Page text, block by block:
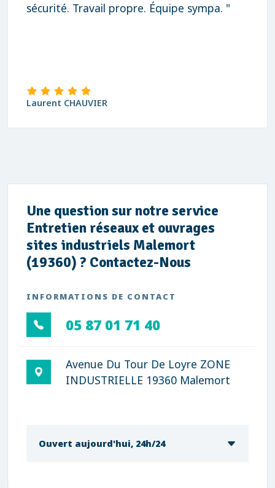
sécurité. Travail propre. Équipe sympa. "
Laurent CHAUVIER
Une question sur notre service
Entretien réseaux et ouvrages
sites industriels Malemort
(19360) ? Contactez-Nous
INFORMATIONS DE CONTACT
05 87 01 71 40
Avenue Du Tour De Loyre ZONE
INDUSTRIELLE 19360 Malemort
Ouvert aujourd'hui, 24h/24